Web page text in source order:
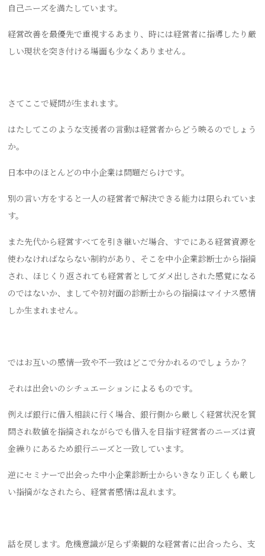
自己ニーズを満たしています。
経営改善を最優先で重視するあまり、時には経営者に指導したり厳
しい現状を突き付ける場面も少なくありません。
さてここで疑問が生まれます。
はたしてこのような支援者の言動は経営者からどう映るのでしょう
か。
日本中のほとんどの中小企業は問題だらけです。
別の言い方をすると一人の経営者で解決できる能力は限られていま
す。
また先代から経営すべてを引き継いだ場合、すでにある経営資源を
使わなければならない制約があり、そこを中小企業診断士から指摘
され、ほじくり返されても経営者としてダメ出しされた感覚になる
のではないか、ましてや初対面の診断士からの指摘はマイナス感情
しか生まれません。
ではお互いの感情一致や不一致はどこで分かれるのでしょうか？
それは出会いのシチュエーションによるものです。
例えば銀行に借入相談に行く場合、銀行側から厳しく経営状況を質
問され数値を指摘されながらでも借入を目指す経営者のニーズは資
金繰りにあるため銀行ニーズと一致しています。
逆にセミナーで出会った中小企業診断士からいきなり正しくも厳し
い指摘がなされたら、経営者感情は乱れます。
話を戻します。危機意識が足らず楽観的な経営者に出合ったら、支